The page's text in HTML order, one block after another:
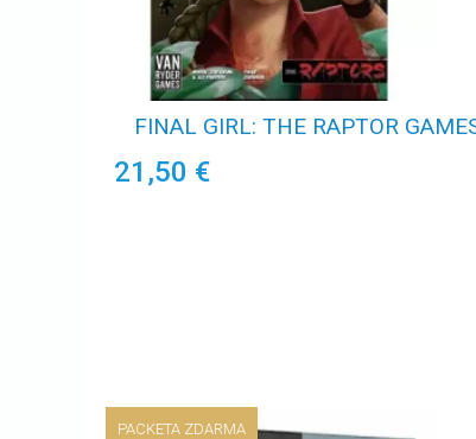
FINAL GIRL: THE RAPTOR
21,50 €
PACKETA ZDARMA